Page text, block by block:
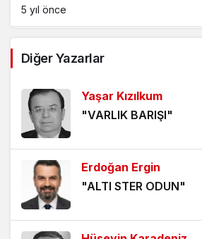
5 yıl önce
5 yıl önce
ÖLÜMÜ BEKLEMEK
5 yıl önce
5 yıl önce
VİZYONER KASTAMONULULAR
Diğer Yazarlar
Yaşar Kızılkum
"VARLIK BARIŞI"
Erdoğan Ergin
"ALTI STER ODUN"